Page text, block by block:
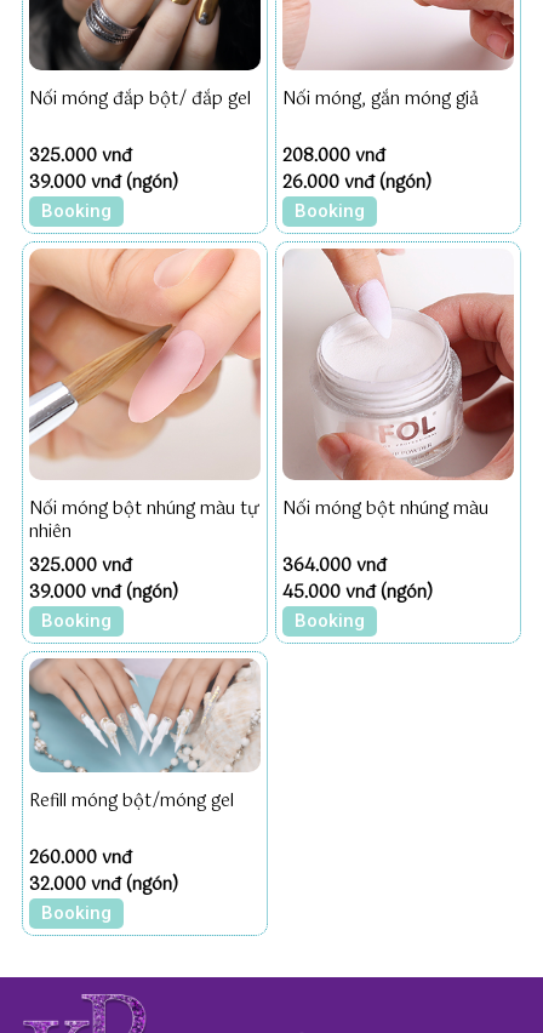
Nối móng đắp bột/ đắp gel
325.000 vnđ
39.000 vnđ (ngón)
Booking
Nối móng, gắn móng giả
208.000 vnđ
26.000 vnđ (ngón)
Booking
Nối móng bột nhúng màu tự
nhiên
325.000 vnđ
39.000 vnđ (ngón)
Booking
Nối móng bột nhúng màu
364.000 vnđ
45.000 vnđ (ngón)
Booking
Refill móng bột/móng gel
260.000 vnđ
32.000 vnđ (ngón)
Booking